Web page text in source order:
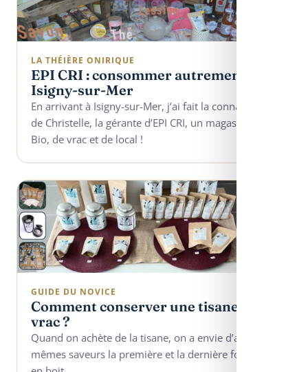
LA THÉIÈRE ONIRIQUE
EPI CRI : consommer autrement à
Isigny-sur-Mer
En arrivant à Isigny-sur-Mer, j’ai fait la connaissance
de Christelle, la gérante d’EPI CRI, un magasin de
Bio, de vrac et de local !
GUIDE DU NOVICE
Comment conserver une tisane en
vrac ?
Quand on achète de la tisane, on a envie d’avoir les
mêmes saveurs la première et la dernière fois qu’on